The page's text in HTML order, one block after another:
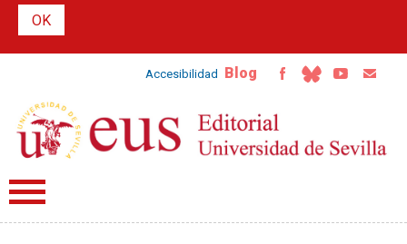
Accesibilidad Blog